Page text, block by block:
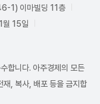
1) 이마빌딩 11층
월 15일
합니다. 아주경제의 모든
재, 복사, 배포 등을 금지합